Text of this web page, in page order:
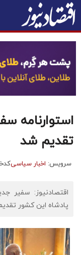
استوارنامه
تقدیم شد
سرویس: اخبار سیاسیکدخبر:
اقتصادنیوز: سفیر
پادشاه این کشور